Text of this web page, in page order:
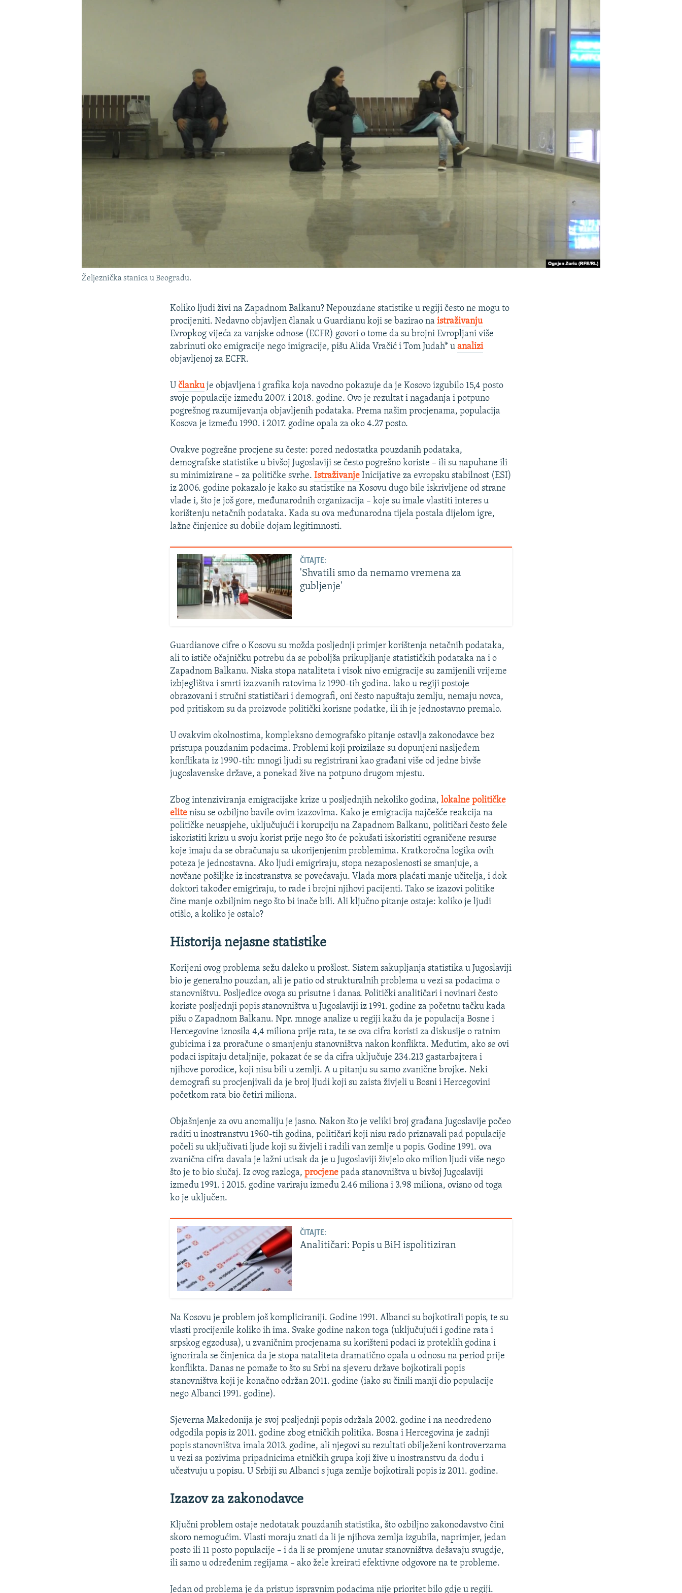
POPLAVE I KLIZIŠTA U BIH 2024.
TRI DECENIJE OD RATA U BIH
Željeznička stanica u Beogradu.
Koliko ljudi živi na Zapadnom Balkanu? Nepouzdane statistike u regiji često ne mogu to
procijeniti. Nedavno objavljen članak u Guardianu koji se bazirao naistraživanju
Evropkog vijeća za vanjske odnose (ECFR) govori o tome da su brojni Evropljani više
zabrinuti oko emigracije nego imigracije, pišu Alida Vračić i Tom Judah* uanalizi
objavljenoj za ECFR.
Učlankuje objavljena i grafika koja navodno pokazuje da je Kosovo izgubilo 15,4 posto
svoje populacije između 2007. i 2018. godine. Ovo je rezultat i nagađanja i potpuno
pogrešnog razumijevanja objavljenih podataka. Prema našim procjenama, populacija
Kosova je između 1990. i 2017. godine opala za oko 4.27 posto.
Ovakve pogrešne procjene su česte: pored nedostatka pouzdanih podataka,
demografske statistike u bivšoj Jugoslaviji se često pogrešno koriste – ili su napuhane ili
su minimizirane – za političke svrhe.Istraživanje Inicijative za evropsku stabilnost (ESI)
iz 2006. godine pokazalo je kako su statistike na Kosovu dugo bile iskrivljene od strane
vlade i, što je još gore, međunarodnih organizacija – koje su imale vlastiti interes u
korištenju netačnih podataka. Kada su ova međunarodna tijela postala dijelom igre,
lažne činjenice su dobile dojam legitimnosti.
ČITAJTE:
'Shvatili smo da nemamo vremena za
gubljenje'
Guardianove cifre o Kosovu su možda posljednji primjer korištenja netačnih podataka,
ali to ističe očajničku potrebu da se poboljša prikupljanje statističkih podataka na i o
Zapadnom Balkanu. Niska stopa nataliteta i visok nivo emigracije su zamijenili vrijeme
izbjeglištva i smrti izazvanih ratovima iz 1990-tih godina. Iako u regiji postoje
obrazovani i stručni statističari i demografi, oni često napuštaju zemlju, nemaju novca,
pod pritiskom su da proizvode politički korisne podatke, ili ih je jednostavno premalo.
U ovakvim okolnostima, kompleksno demografsko pitanje ostavlja zakonodavce bez
pristupa pouzdanim podacima. Problemi koji proizilaze su dopunjeni nasljeđem
konflikata iz 1990-tih: mnogi ljudi su registrirani kao građani više od jedne bivše
jugoslavenske države, a ponekad žive na potpuno drugom mjestu.
Zbog intenziviranja emigracijske krize u posljednjih nekoliko godina,lokalne političke
elite nisu se ozbiljno bavile ovim izazovima. Kako je emigracija najčešće reakcija na
političke neuspjehe, uključujući i korupciju na Zapadnom Balkanu, političari često žele
iskoristiti krizu u svoju korist prije nego što će pokušati iskoristiti ograničene resurse
koje imaju da se obračunaju sa ukorijenjenim problemima. Kratkoročna logika ovih
poteza je jednostavna. Ako ljudi emigriraju, stopa nezaposlenosti se smanjuje, a
novčane pošiljke iz inostranstva se povećavaju. Vlada mora plaćati manje učitelja, i dok
doktori također emigriraju, to rade i brojni njihovi pacijenti. Tako se izazovi politike
čine manje ozbiljnim nego što bi inače bili. Ali ključno pitanje ostaje: koliko je ljudi
otišlo, a koliko je ostalo?
Historija nejasne statistike
Korijeni ovog problema sežu daleko u prošlost. Sistem sakupljanja statistika u Jugoslaviji
bio je generalno pouzdan, ali je patio od strukturalnih problema u vezi sa podacima o
stanovništvu. Posljedice ovoga su prisutne i danas. Politički analitičari i novinari često
koriste posljednji popis stanovništva u Jugoslaviji iz 1991. godine za početnu tačku kada
pišu o Zapadnom Balkanu. Npr. mnoge analize u regiji kažu da je populacija Bosne i
Hercegovine iznosila 4,4 miliona prije rata, te se ova cifra koristi za diskusije o ratnim
gubicima i za proračune o smanjenju stanovništva nakon konflikta. Međutim, ako se ovi
podaci ispitaju detaljnije, pokazat će se da cifra uključuje 234.213 gastarbajtera i
njihove porodice, koji nisu bili u zemlji. A u pitanju su samo zvanične brojke. Neki
demografi su procjenjivali da je broj ljudi koji su zaista živjeli u Bosni i Hercegovini
početkom rata bio četiri miliona.
Objašnjenje za ovu anomaliju je jasno. Nakon što je veliki broj građana Jugoslavije počeo
raditi u inostranstvu 1960-tih godina, političari koji nisu rado priznavali pad populacije
počeli su uključivati ljude koji su živjeli i radili van zemlje u popis. Godine 1991. ova
zvanična cifra davala je lažni utisak da je u Jugoslaviji živjelo oko milion ljudi više nego
što je to bio slučaj. Iz ovog razloga,procjene pada stanovništva u bivšoj Jugoslaviji
između 1991. i 2015. godine variraju između 2.46 miliona i 3.98 miliona, ovisno od toga
ko je uključen.
ČITAJTE:
Analitičari: Popis u BiH ispolitiziran
Na Kosovu je problem još kompliciraniji. Godine 1991. Albanci su bojkotirali popis, te su
vlasti procijenile koliko ih ima. Svake godine nakon toga (uključujući i godine rata i
srpskog egzodusa), u zvaničnim procjenama su korišteni podaci iz proteklih godina i
ignorirala se činjenica da je stopa nataliteta dramatično opala u odnosu na period prije
konflikta. Danas ne pomaže to što su Srbi na sjeveru države bojkotirali popis
stanovništva koji je konačno održan 2011. godine (iako su činili manji dio populacije
nego Albanci 1991. godine).
Sjeverna Makedonija je svoj posljednji popis održala 2002. godine i na neodređeno
odgodila popis iz 2011. godine zbog etničkih politika. Bosna i Hercegovina je zadnji
popis stanovništva imala 2013. godine, ali njegovi su rezultati obilježeni kontroverzama
u vezi sa pozivima pripadnicima etničkih grupa koji žive u inostranstvu da dođu i
učestvuju u popisu. U Srbiji su Albanci s juga zemlje bojkotirali popis iz 2011. godine.
Izazov za zakonodavce
Ključni problem ostaje nedotatak pouzdanih statistika, što ozbiljno zakonodavstvo čini
skoro nemogućim. Vlasti moraju znati da li je njihova zemlja izgubila, naprimjer, jedan
posto ili 11 posto populacije – i da li se promjene unutar stanovništva dešavaju svugdje,
ili samo u određenim regijama – ako žele kreirati efektivne odgovore na te probleme.
Jedan od problema je da pristup ispravnim podacima nije prioritet bilo gdje u regiji.